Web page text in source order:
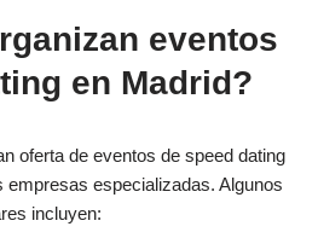
eventos
en Madrid?
oferta de eventos de speed dating
empresas especializadas. Algunos
incluyen: